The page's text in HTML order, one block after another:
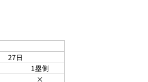
27日
1塁側
×